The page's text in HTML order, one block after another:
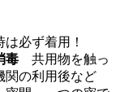
必ず着用！
毒 共用物を触っ
関の利用後など